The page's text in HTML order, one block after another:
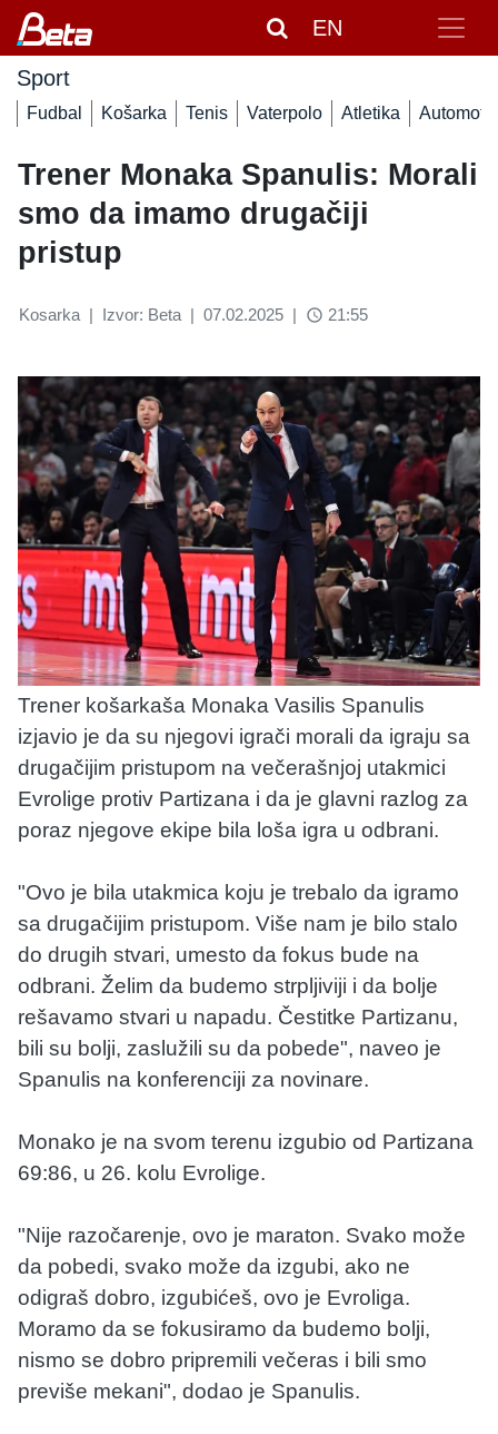
EN
Sport
Fudbal Košarka Tenis Vaterpolo Atletika Automoto
Trener Monaka Spanulis: Morali
smo da imamo drugačiji
pristup
Kosarka | Izvor: Beta | 07.02.2025 | access_time 21:55
Trener košarkaša Monaka Vasilis Spanulis
izjavio je da su njegovi igrači morali da igraju sa
drugačijim pristupom na večerašnjoj utakmici
Evrolige protiv Partizana i da je glavni razlog za
poraz njegove ekipe bila loša igra u odbrani.
"Ovo je bila utakmica koju je trebalo da igramo
sa drugačijim pristupom. Više nam je bilo stalo
do drugih stvari, umesto da fokus bude na
odbrani. Želim da budemo strpljiviji i da bolje
rešavamo stvari u napadu. Čestitke Partizanu,
bili su bolji, zaslužili su da pobede", naveo je
Spanulis na konferenciji za novinare.
Monako je na svom terenu izgubio od Partizana
69:86, u 26. kolu Evrolige.
"Nije razočarenje, ovo je maraton. Svako može
da pobedi, svako može da izgubi, ako ne
odigraš dobro, izgubićeš, ovo je Evroliga.
Moramo da se fokusiramo da budemo bolji,
nismo se dobro pripremili večeras i bili smo
previše mekani", dodao je Spanulis.